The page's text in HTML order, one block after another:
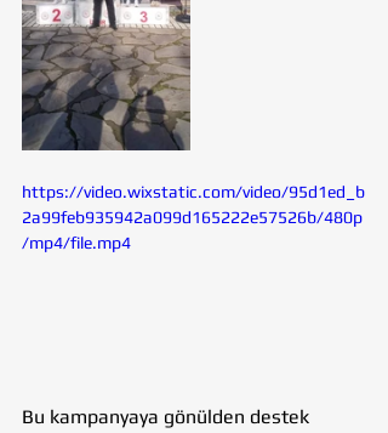
https://video.wixstatic.com/video/95d1ed_b
2a99feb935942a099d165222e57526b/480p
/mp4/file.mp4
Bu kampanyaya gönülden destek